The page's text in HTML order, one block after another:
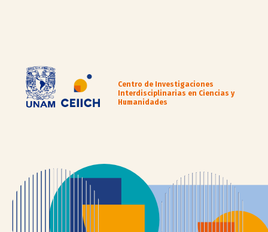
Centro de Investigaciones
Interdisciplinarias en Ciencias y
Humanidades